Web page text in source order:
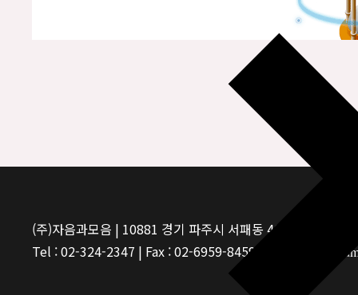
(주)자음과모음 | 10881 경기 파주시 서패동 469-1 | 사업
Tel : 02-324-2347 | Fax : 02-6959-8459 |
©